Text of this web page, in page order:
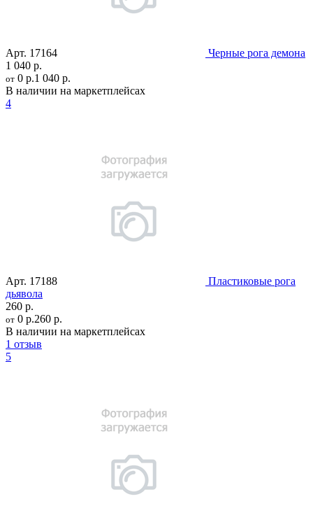
Арт. 17164
Черные рога демона
1 040 р.
от 0 р.1 040 р.
В наличии на маркетплейсах
4
Арт. 17188
Пластиковые рога
дьявола
260 р.
от 0 р.260 р.
В наличии на маркетплейсах
1 отзыв
5